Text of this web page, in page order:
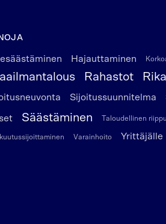
Hajauttaminen
Rahastot
Sijoitussuunnitelma
Säästäminen Taloudellinen
Varainhoito Yrittäjälle